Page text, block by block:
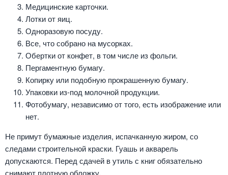
Медицинские карточки.
Лотки от яиц.
Одноразовую посуду.
Все, что собрано на мусорках.
Обертки от конфет, в том числе из фольги.
Пергаментную бумагу.
Копирку или подобную прокрашенную бумагу.
Упаковки из-под молочной продукции.
Фотобумагу, независимо от того, есть изображение или
нет.
Не примут бумажные изделия, испачканную жиром, со
следами строительной краски. Гуашь и акварель
допускаются. Перед сдачей в утиль с книг обязательно
снимают плотную обложку.